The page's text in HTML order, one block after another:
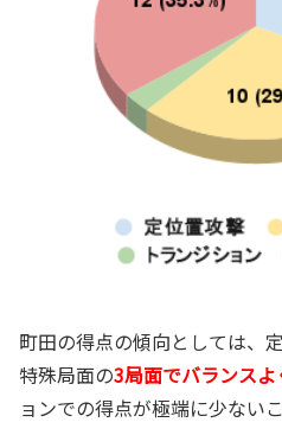
町田の得点の傾向としては、
特殊局面の3局面でバランスよ
ョンでの得点が極端に少ない